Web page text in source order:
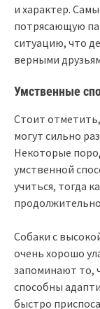
и характер.
потрясающую
ситуацию, что
верными
Умственные
Стоит
могут сильно
Некоторые
умственной
учиться, тогда
Собаки с
очень хорошо
запоминают то,
способны
быстро